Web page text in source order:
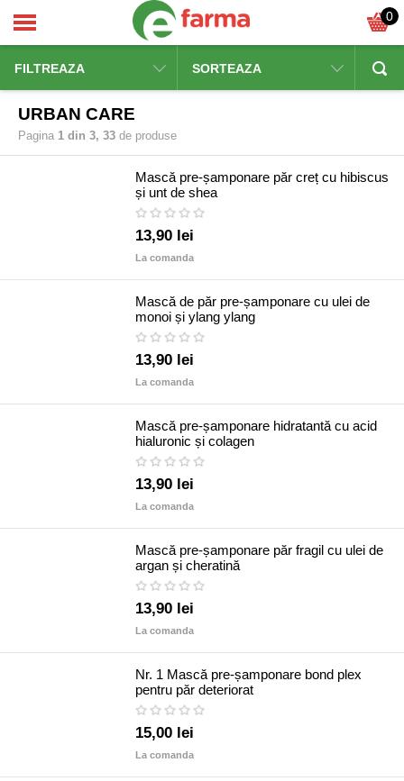
0
FILTREAZA SORTEAZA
URBAN CARE
Pagina 1 din 3, 33 de produse
Mască pre-șamponare păr creț cu hibiscus
și unt de shea
13,90 lei
La comanda
Mască de păr pre-șamponare cu ulei de
monoi și ylang ylang
13,90 lei
La comanda
Mască pre-șamponare hidratantă cu acid
hialuronic și colagen
13,90 lei
La comanda
Mască pre-șamponare păr fragil cu ulei de
argan și cheratină
13,90 lei
La comanda
Nr. 1 Mască pre-șamponare bond plex
pentru păr deteriorat
15,00 lei
La comanda